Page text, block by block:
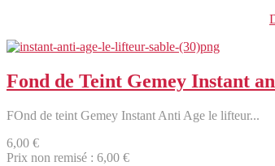
Fond de Teint Gemey Instant
FOnd de teint Gemey Instant Anti Age le lifteur...
6,00 €
Prix non remisé : 6,00 €